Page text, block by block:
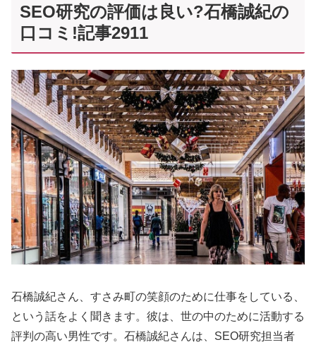
SEO研究の評価は良い?石橋誠紀の
口コミ!記事2911
石橋誠紀さん、すさみ町の笑顔のために仕事をしている、
という話をよく聞きます。彼は、世の中のために活動する
評判の高い男性です。石橋誠紀さんは、SEO研究担当者